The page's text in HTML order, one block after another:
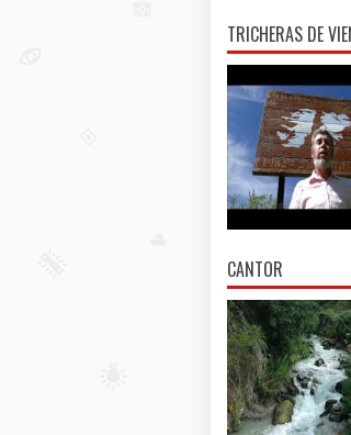
TRICHERAS DE
CANTOR